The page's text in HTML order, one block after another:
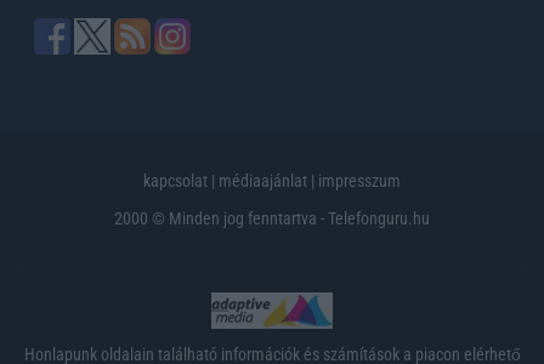
kapcsolat | médiaajánlat | impresszum
2000 © Minden jog fenntartva - Telefonguru.hu
Honlapunk oldalain található információk és számítások a piacon elérhető